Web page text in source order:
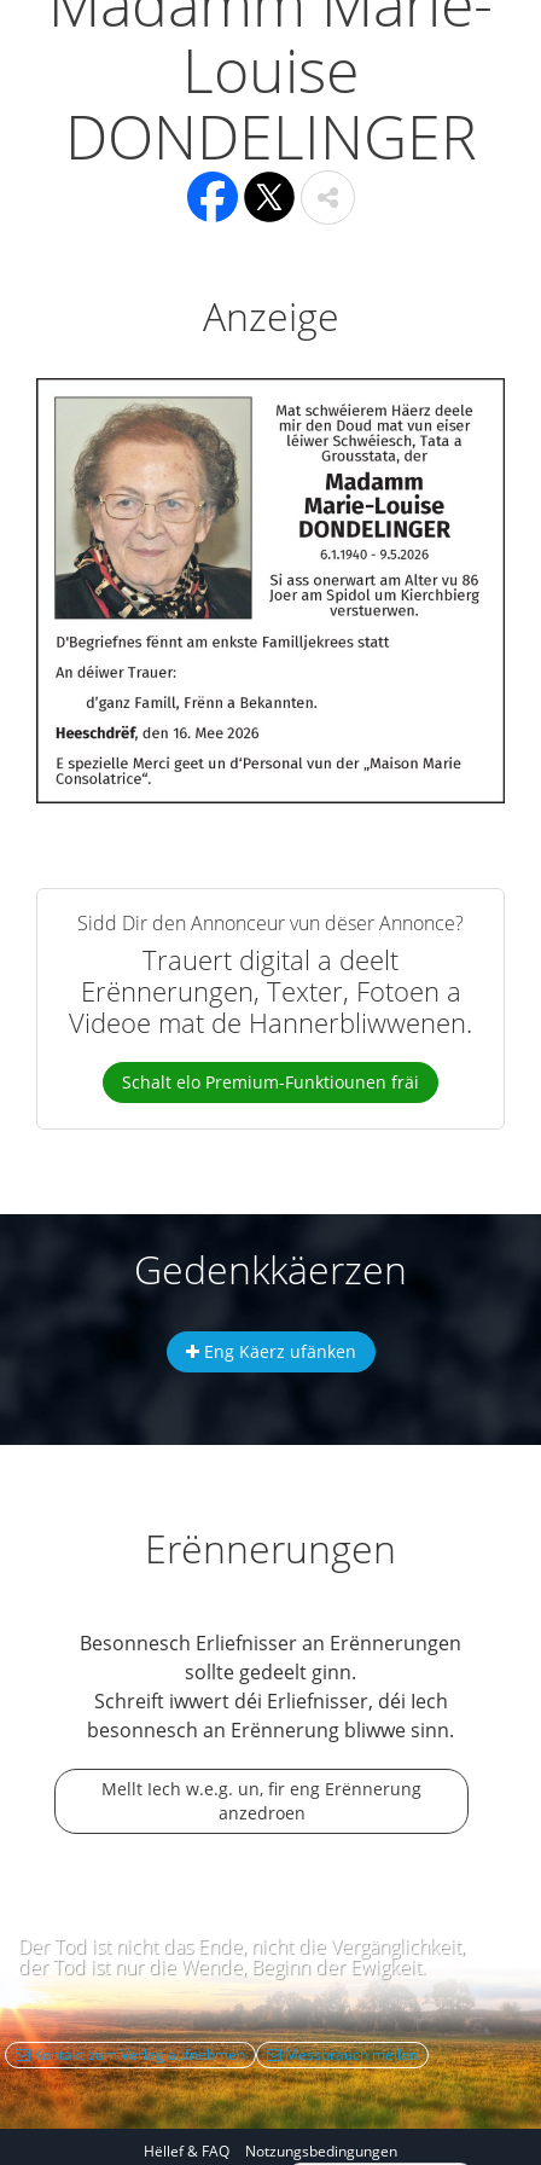
Louise
DONDELINGER
Anzeige
Sidd Dir den Annonceur vun dëser Annonce?
Trauert digital a deelt
Erënnerungen, Texter, Fotoen a
Videoe mat de Hannerbliwwenen.
Schalt elo Premium-Funktiounen fräi
Gedenkkäerzen
Eng Käerz ufänken
Erënnerungen
Besonnesch Erliefnisser an Erënnerungen
sollte gedeelt ginn.
Schreift iwwert déi Erliefnisser, déi Iech
besonnesch an Erënnerung bliwwe sinn.
Mellt Iech w.e.g. un, fir eng Erënnerung
anzedroen
Der Tod ist nicht das Ende, nicht die Vergänglichkeit,
der Tod ist nur die Wende, Beginn der Ewigkeit.
Kontakt zum Verlag aufnehmen Mëssbrauch mellen
Hëllef & FAQ
Notzungsbedingungen